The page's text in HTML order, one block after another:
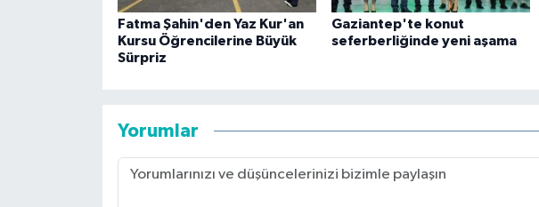
Fatma Şahin'den Yaz Kur'an
Kursu Öğrencilerine Büyük
Sürpriz
Gaziantep'te konut
seferberliğinde yeni aşama
Yorumlar